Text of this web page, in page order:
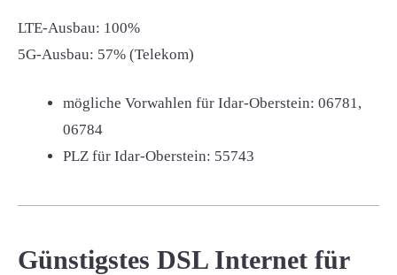
LTE-Ausbau: 100%
5G-Ausbau: 57% (Telekom)
mögliche Vorwahlen für Idar-Oberstein: 06781,
06784
PLZ für Idar-Oberstein: 55743
Günstigstes DSL Internet für